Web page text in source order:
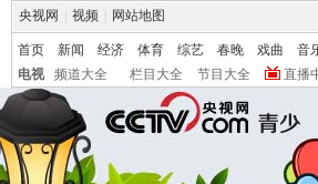
央视网 视频 网站地图
首页 新闻 经济 体育 综艺 春晚 戏曲 音
电视
频道大全 栏目大全 节目大全 直播